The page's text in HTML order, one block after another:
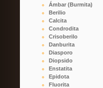
Ámbar (Burmita)
Berilio
Calcita
Condrodita
Crisoberilo
Danburita
Diasporo
Diopsido
Enstatita
Epidota
Fluorita